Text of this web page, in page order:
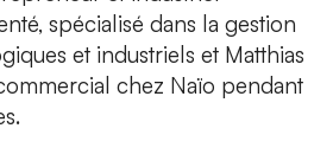
spécialisé dans la gestion
et industriels et Matthias
chez Naïo pendant